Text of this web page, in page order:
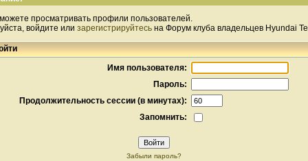
просматривать профили пользователей.
войдите или зарегистрируйтесь на Форум клуба владельцев Hyundai
Имя пользователя:
Пароль:
Продолжительность сессии (в минутах):
Запомнить:
Забыли пароль?